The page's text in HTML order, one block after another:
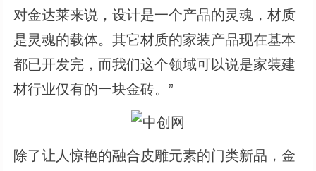
对金达莱来说，设计是一个产品的灵魂，材质
是灵魂的载体。其它材质的家装产品现在基本
都已开发完，而我们这个领域可以说是家装建
材行业仅有的一块金砖。”
除了让人惊艳的融合皮雕元素的门类新品，金